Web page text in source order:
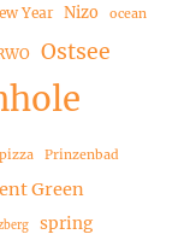
Year Nizo ocean
Ostsee
pizza Prinzenbad
Green
spring